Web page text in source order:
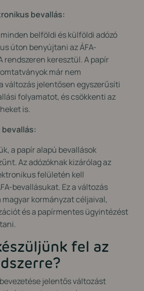
bevallás:
belföldi és külföldi adózó
úton benyújtani az ÁFA-
rendszeren keresztül. A papír
már nem
változás jelentősen egyszerűsíti
folyamatot, és csökkenti az
is.
bevallás:
a papír alapú bevallások
Az adózóknak kizárólag az
felületén kell
bevallásukat. Ez a változás
kormányzat céljaival,
és a papírmentes ügyintézést
fel az
jelentős változást